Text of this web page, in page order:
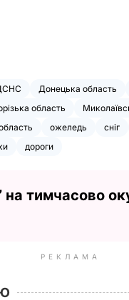
Донецька область
область
ожеледь сніг
дороги
тимчасово
РЕКЛАМА